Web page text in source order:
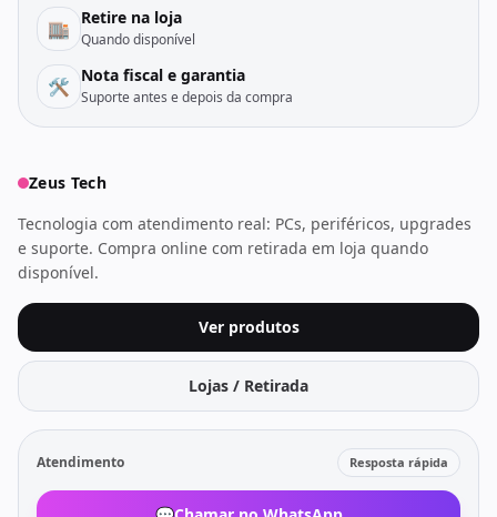
🏬 Retire na loja
Quando disponível
🛠️ Nota fiscal e garantia
Suporte antes e depois da compra
Zeus Tech
Tecnologia com atendimento real: PCs, periféricos, upgrades
e suporte. Compra online com retirada em loja quando
disponível.
Ver produtos
Lojas / Retirada
Atendimento Resposta rápida